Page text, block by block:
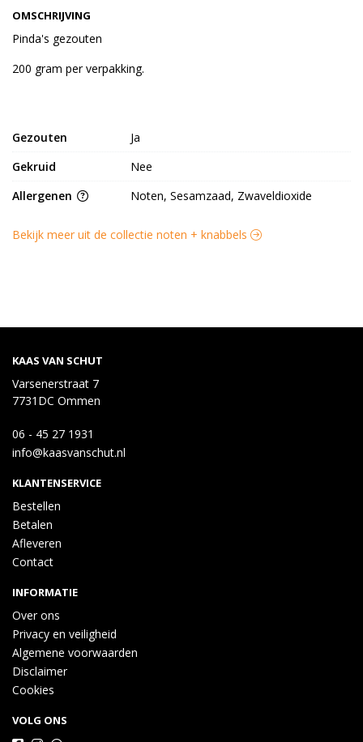
OMSCHRIJVING
Pinda's gezouten
200 gram per verpakking.
Gezouten
Ja
Gekruid
Nee
Allergenen
Noten, Sesamzaad, Zwaveldioxide
Bekijk meer uit de collectie noten + knabbels
KAAS VAN SCHUT
Varsenerstraat 7
7731DC Ommen
06 - 45 27 1931
info@kaasvanschut.nl
KLANTENSERVICE
Bestellen
Betalen
Afleveren
Contact
INFORMATIE
Over ons
Privacy en veiligheid
Algemene voorwaarden
Disclaimer
Cookies
VOLG ONS